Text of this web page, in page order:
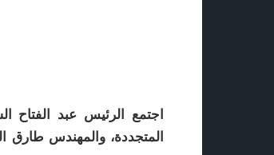
اجتمع الرئيس عبد الفتاح
المتجددة، والمهندس طارق